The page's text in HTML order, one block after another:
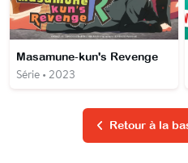
Masamune-kun's Revenge
Série • 2023
Retour à la